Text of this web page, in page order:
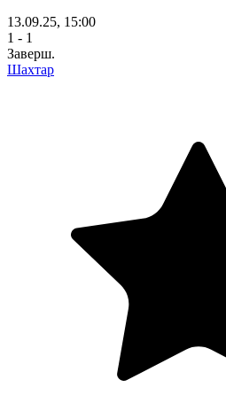
13.09.25, 15:00
1 - 1
Заверш.
Шахтар